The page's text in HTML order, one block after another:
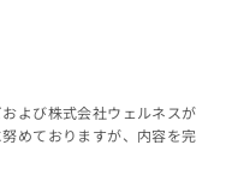
よび株式会社ウェルネスが
めておりますが、内容を完